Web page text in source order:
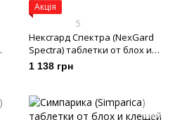
Акція
5
Нексгард Спектра (NexGard
Spectra) таблетки от блох и
клещей для собак весом 7,5-
15 кг, 3 таб
1 138 грн